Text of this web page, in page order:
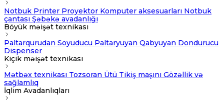
Notbuk Printer Proyektor Komputer aksesuarları Notbuk
çantası Şəbəkə avadanlığı
Böyük məişət texnikası
Paltarqurudan Soyuducu Paltaryuyan Qabyuyan Dondurucu
Dispenser
Kiçik məişət texnikası
Mətbəx texnikası Tozsoran Ütü Tikiş maşını Gözəllik və
sağlamlıq
İqlim Avadanlıqları